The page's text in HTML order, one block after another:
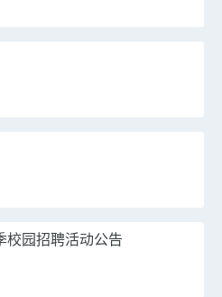
校园招聘活动公告